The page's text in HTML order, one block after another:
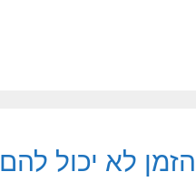
לא יכול להם